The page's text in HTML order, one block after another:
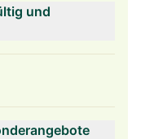
und